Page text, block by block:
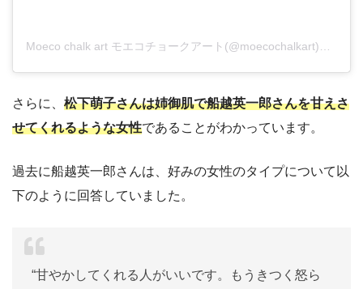
さらに、 松下萌子さんは姉御肌で船越英一郎さんを甘えさ
せてくれるような女性であることがわかっています。
過去に船越英一郎さんは、好みの女性のタイプについて以
下のように回答していました。
“甘やかしてくれる人がいいです。もうきつく怒ら